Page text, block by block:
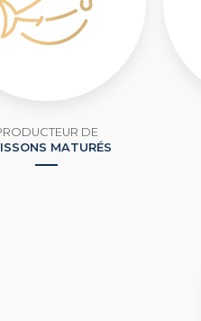
DE
MATURÉS